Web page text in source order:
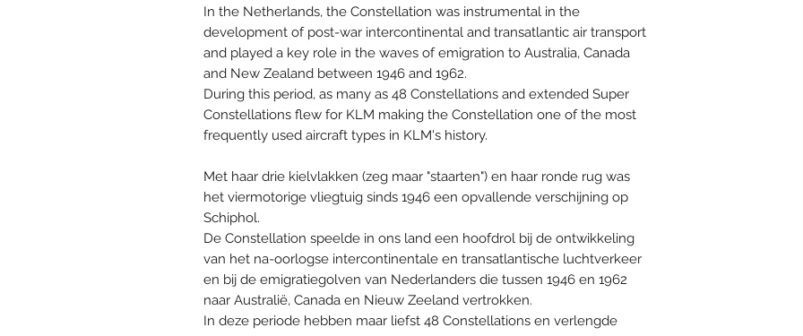
In the Netherlands, the Constellation was instrumental in the
development of post-war intercontinental and transatlantic air transport
and played a key role in the waves of emigration to Australia, Canada
and New Zealand between 1946 and 1962.
During this period, as many as 48 Constellations and extended Super
Constellations flew for KLM making the Constellation one of the most
frequently used aircraft types in KLM's history.
Met haar drie kielvlakken (zeg maar "staarten") en haar ronde rug was
het viermotorige vliegtuig sinds 1946 een opvallende verschijning op
Schiphol.
De Constellation speelde in ons land een hoofdrol bij de ontwikkeling
van het na-oorlogse intercontinentale en transatlantische luchtverkeer
en bij de emigratiegolven van Nederlanders die tussen 1946 en 1962
naar Australië, Canada en Nieuw Zeeland vertrokken.
In deze periode hebben maar liefst 48 Constellations en verlengde